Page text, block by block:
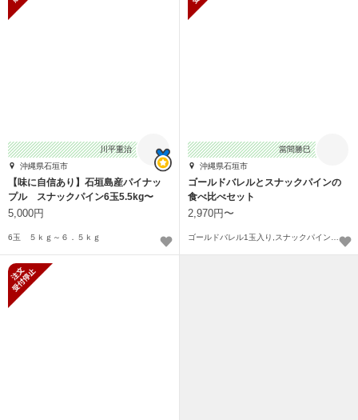
川平重治
沖縄県石垣市
【味に自信あり】石垣島産パイナッ
プル スナックパイン6玉5.5kg〜
5,000円
6玉 ５ｋｇ～６．５ｋｇ
當間勝巳
沖縄県石垣市
ゴールドバレルとスナックパインの
食べ比べセット
2,970円〜